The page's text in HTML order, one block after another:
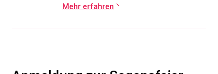
Mehr erfahren